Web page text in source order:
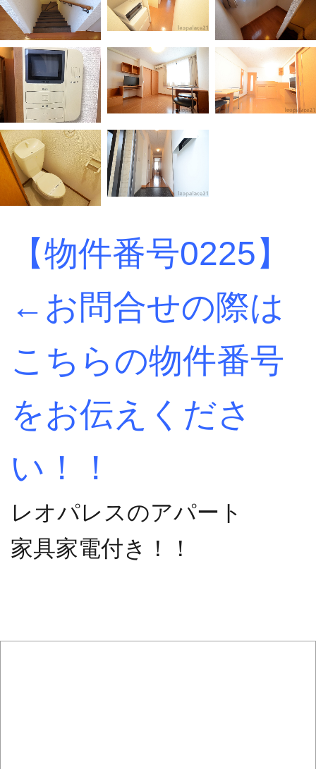
【物件番号0225】
←お問合せの際は
こちらの物件番号
をお伝えくださ
い！！
レオパレスのアパート
家具家電付き！！